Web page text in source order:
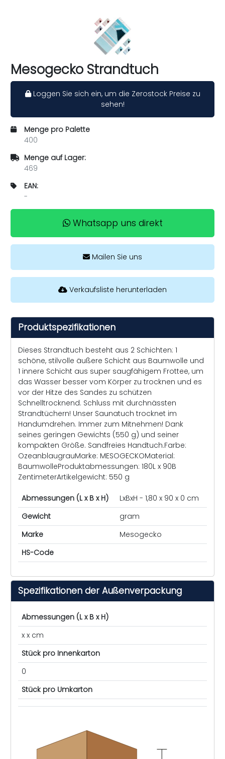
Mesogecko Strandtuch
Loggen Sie sich ein, um die Zerostock Preise zu
sehen!
Menge pro Palette
400
Menge auf Lager:
469
EAN:
-
Whatsapp uns direkt
Mailen Sie uns
Verkaufsliste herunterladen
Produktspezifikationen
Dieses Strandtuch besteht aus 2 Schichten: 1
schöne, stilvolle äußere Schicht aus Baumwolle und
1 innere Schicht aus super saugfähigem Frottee, um
das Wasser besser vom Körper zu trocknen und es
vor der Hitze des Sandes zu schützen
Schnelltrocknend. Schluss mit durchnässten
Strandtüchern! Unser Saunatuch trocknet im
Handumdrehen. Immer zum Mitnehmen! Dank
seines geringen Gewichts (550 g) und seiner
kompakten Größe. Sandfreies Handtuch.Farbe:
OzeanblaugrauMarke: MESOGECKOMaterial:
BaumwolleProduktabmessungen: 180L x 90B
ZentimeterArtikelgewicht: 550 g
Abmessungen (L x B x H)
LxBxH - 1,80 x 90 x 0 cm
Gewicht
gram
Marke
Mesogecko
HS-Code
Spezifikationen der Außenverpackung
Abmessungen (L x B x H)
x x cm
Stück pro Innenkarton
0
Stück pro Umkarton